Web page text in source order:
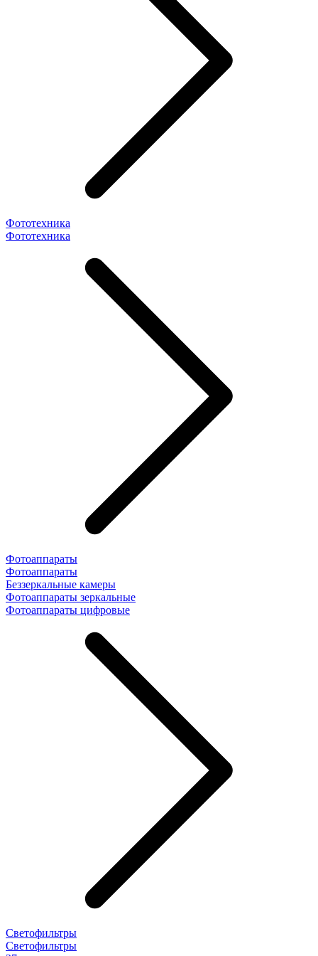
Фототехника
Фототехника
Фотоаппараты
Фотоаппараты
Беззеркальные камеры
Фотоаппараты зеркальные
Фотоаппараты цифровые
Светофильтры
Светофильтры